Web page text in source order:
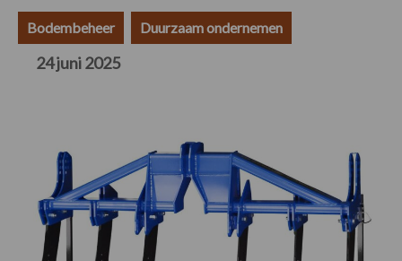
Bodembeheer Duurzaam ondernemen
24 juni 2025